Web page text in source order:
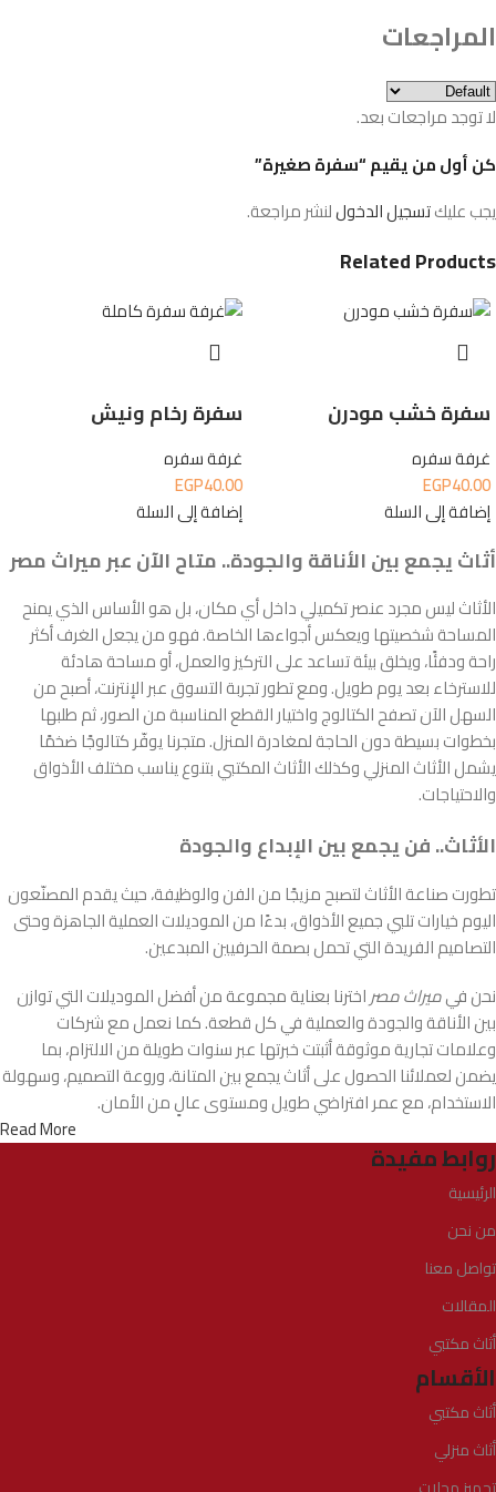
المراجعات
لا توجد مراجعات بعد.
كن أول من يقيم “سفرة صغيرة”
يجب عليكتسجيل الدخوللنشر مراجعة.
Related Products
سفرة خشب مودرن
غرفة سفره
EGP40.00
إضافة إلى السلة
سفرة رخام ونيش
غرفة سفره
EGP40.00
إضافة إلى السلة
أثاث يجمع بين الأناقة والجودة.. متاح الآن عبر ميراث مصر
الأثاث ليس مجرد عنصر تكميلي داخل أي مكان، بل هو الأساس الذي يمنح
المساحة شخصيتها ويعكس أجواءها الخاصة. فهو من يجعل الغرف أكثر
راحة ودفئًا، ويخلق بيئة تساعد على التركيز والعمل، أو مساحة هادئة
للاسترخاء بعد يوم طويل. ومع تطور تجربة التسوق عبر الإنترنت، أصبح من
السهل الآن تصفح الكتالوج واختيار القطع المناسبة من الصور، ثم طلبها
بخطوات بسيطة دون الحاجة لمغادرة المنزل. متجرنا يوفّر كتالوجًا ضخمًا
يشمل الأثاث المنزلي وكذلك الأثاث المكتبي بتنوع يناسب مختلف الأذواق
والاحتياجات.
الأثاث.. فن يجمع بين الإبداع والجودة
تطورت صناعة الأثاث لتصبح مزيجًا من الفن والوظيفة، حيث يقدم المصنّعون
اليوم خيارات تلبي جميع الأذواق، بدءًا من الموديلات العملية الجاهزة وحتى
التصاميم الفريدة التي تحمل بصمة الحرفيين المبدعين.
نحن فيميراث مصراخترنا بعناية مجموعة من أفضل الموديلات التي توازن
بين الأناقة والجودة والعملية في كل قطعة. كما نعمل مع شركات
وعلامات تجارية موثوقة أثبتت خبرتها عبر سنوات طويلة من الالتزام، بما
يضمن لعملائنا الحصول على أثاث يجمع بين المتانة، وروعة التصميم، وسهولة
الاستخدام، مع عمر افتراضي طويل ومستوى عالٍ من الأمان.
Read More
روابط مفيدة
الرئيسية
من نحن
تواصل معنا
المقالات
أثاث مكتبي
الأقسام
أثاث مكتبي
أثاث منزلي